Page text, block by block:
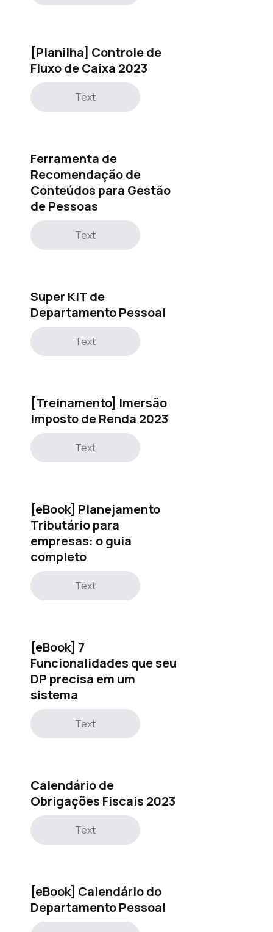
[Planilha] Controle de
Fluxo de Caixa 2023
Text
Ferramenta de
Recomendação de
Conteúdos para Gestão
de Pessoas
Text
Super KIT de
Departamento Pessoal
Text
[Treinamento] Imersão
Imposto de Renda 2023
Text
[eBook] Planejamento
Tributário para
empresas: o guia
completo
Text
[eBook] 7
Funcionalidades que seu
DP precisa em um
sistema
Text
Calendário de
Obrigações Fiscais 2023
Text
[eBook] Calendário do
Departamento Pessoal